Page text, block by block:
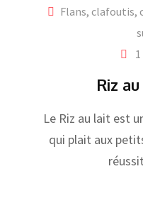
Flans, clafoutis,
Riz
Le Riz au lait est
qui plait aux